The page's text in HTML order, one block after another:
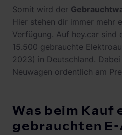
Somit wird der
Hier stehen dir immer mehr
Verfügung. Auf hey.car sind
15.500 gebrauchte
2023) in Deutschland.
Neuwagen ordentlich am
Was beim Kauf
gebrauchten